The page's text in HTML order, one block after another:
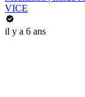
VICE
il y a 6 ans